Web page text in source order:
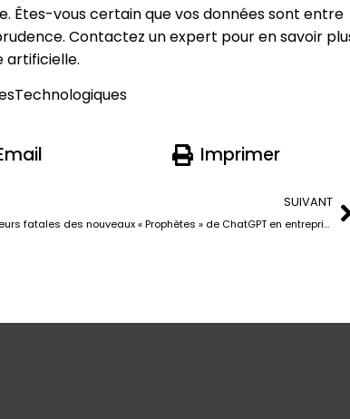
Êtes-vous certain que vos données sont entre
Contactez un expert pour en savoir
artificielle.
Imprimer
SUIVANT
Les 5 erreurs fatales des nouveaux « Prophètes » de ChatGPT en entreprise